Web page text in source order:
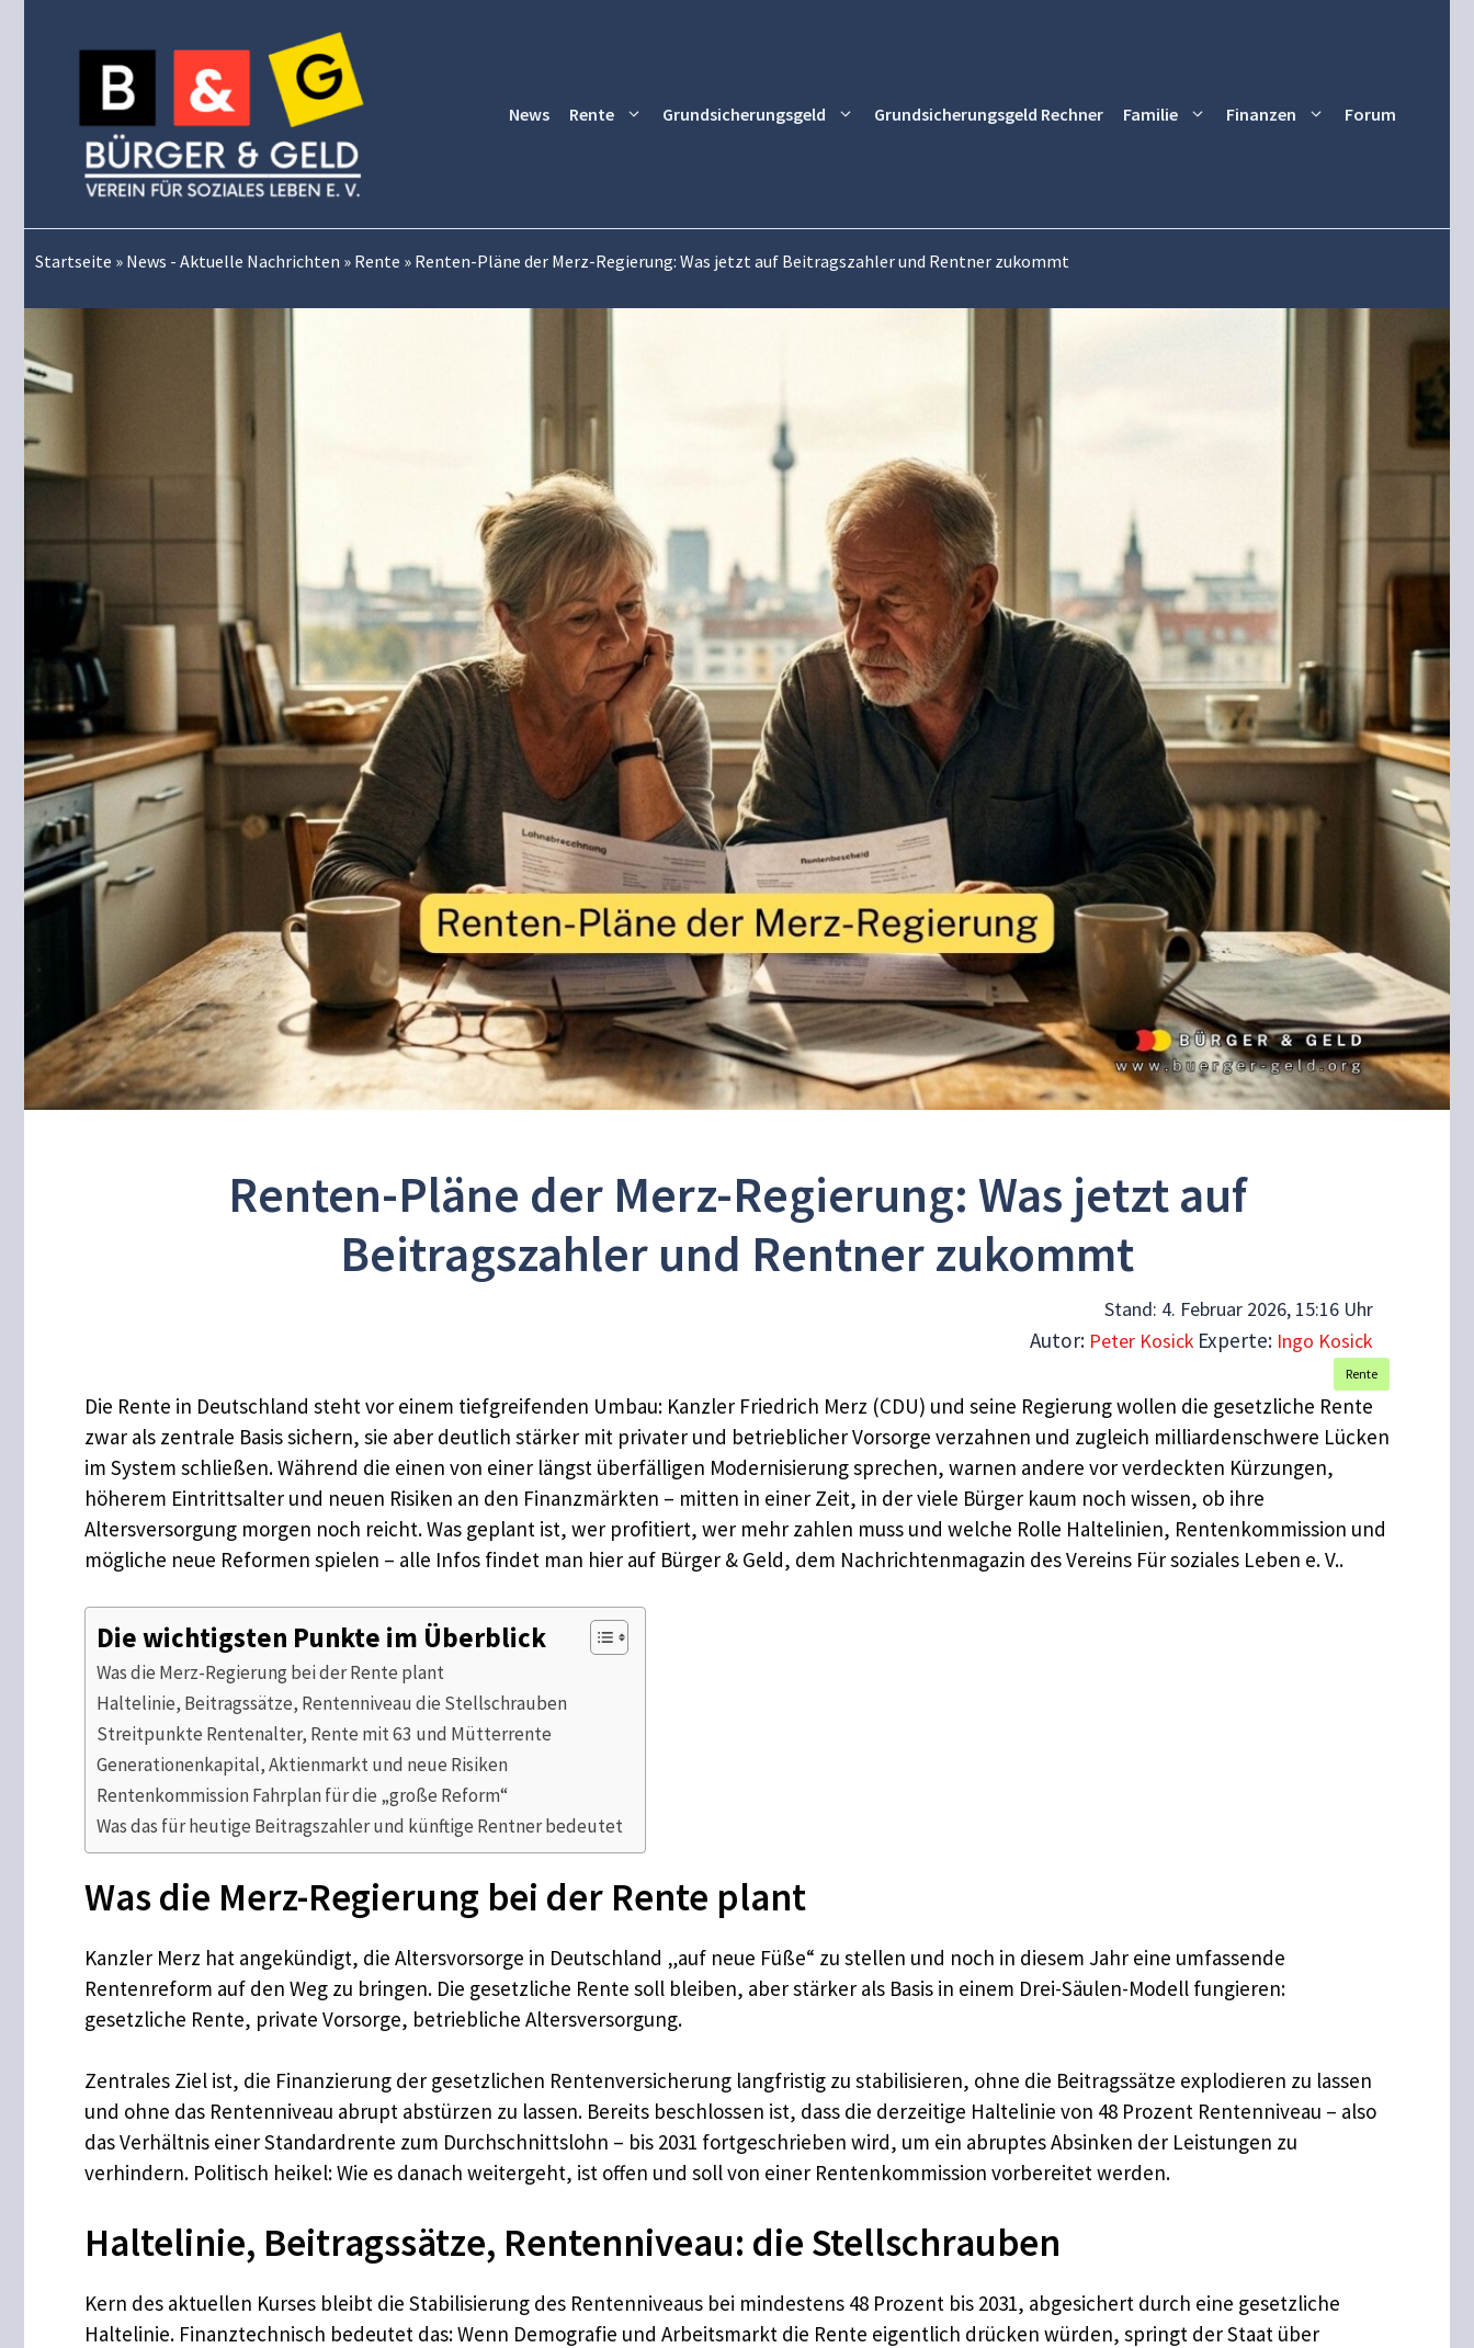
News Rente Grundsicherungsgeld Grundsicherungsgeld Rechner Familie Finanzen Forum
Startseite » News - Aktuelle Nachrichten » Rente » Renten-Pläne der Merz-Regierung: Was jetzt auf Beitragszahler und Rentner zukommt
Renten-Pläne der Merz-Regierung: Was jetzt auf
Beitragszahler und Rentner zukommt
Stand: 4. Februar 2026, 15:16 Uhr
Autor: Peter Kosick Experte: Ingo Kosick
Rente
Die Rente in Deutschland steht vor einem tiefgreifenden Umbau: Kanzler Friedrich Merz (CDU) und seine Regierung wollen die gesetzliche Rente
zwar als zentrale Basis sichern, sie aber deutlich stärker mit privater und betrieblicher Vorsorge verzahnen und zugleich milliardenschwere Lücken
im System schließen. Während die einen von einer längst überfälligen Modernisierung sprechen, warnen andere vor verdeckten Kürzungen,
höherem Eintrittsalter und neuen Risiken an den Finanzmärkten – mitten in einer Zeit, in der viele Bürger kaum noch wissen, ob ihre
Altersversorgung morgen noch reicht. Was geplant ist, wer profitiert, wer mehr zahlen muss und welche Rolle Haltelinien, Rentenkommission und
mögliche neue Reformen spielen – alle Infos findet man hier auf Bürger & Geld, dem Nachrichtenmagazin des Vereins Für soziales Leben e. V..
Die wichtigsten Punkte im Überblick
Was die Merz-Regierung bei der Rente plant
Haltelinie, Beitragssätze, Rentenniveau die Stellschrauben
Streitpunkte Rentenalter, Rente mit 63 und Mütterrente
Generationenkapital, Aktienmarkt und neue Risiken
Rentenkommission Fahrplan für die „große Reform“
Was das für heutige Beitragszahler und künftige Rentner bedeutet
Was die Merz-Regierung bei der Rente plant
Kanzler Merz hat angekündigt, die Altersvorsorge in Deutschland „auf neue Füße“ zu stellen und noch in diesem Jahr eine umfassende
Rentenreform auf den Weg zu bringen. Die gesetzliche Rente soll bleiben, aber stärker als Basis in einem Drei-Säulen-Modell fungieren:
gesetzliche Rente, private Vorsorge, betriebliche Altersversorgung.
Zentrales Ziel ist, die Finanzierung der gesetzlichen Rentenversicherung langfristig zu stabilisieren, ohne die Beitragssätze explodieren zu lassen
und ohne das Rentenniveau abrupt abstürzen zu lassen. Bereits beschlossen ist, dass die derzeitige Haltelinie von 48 Prozent Rentenniveau – also
das Verhältnis einer Standardrente zum Durchschnittslohn – bis 2031 fortgeschrieben wird, um ein abruptes Absinken der Leistungen zu
verhindern. Politisch heikel: Wie es danach weitergeht, ist offen und soll von einer Rentenkommission vorbereitet werden.
Haltelinie, Beitragssätze, Rentenniveau: die Stellschrauben
Kern des aktuellen Kurses bleibt die Stabilisierung des Rentenniveaus bei mindestens 48 Prozent bis 2031, abgesichert durch eine gesetzliche
Haltelinie. Finanztechnisch bedeutet das: Wenn Demografie und Arbeitsmarkt die Rente eigentlich drücken würden, springt der Staat über